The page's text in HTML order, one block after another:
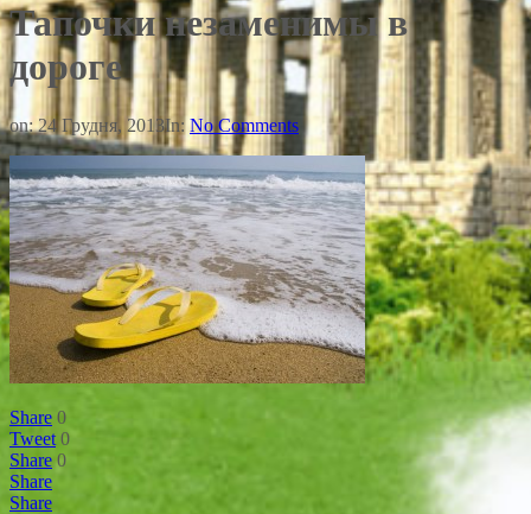
Тапочки незаменимы в
дороге
on:24 Грудня, 2013In: No Comments
Share 0
Tweet 0
Share 0
Share
Share